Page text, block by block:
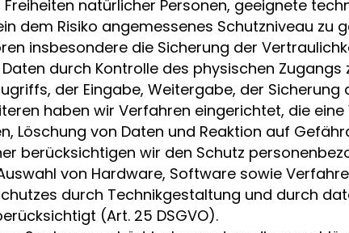
Freiheiten natürlicher Personen, geeignete
dem Risiko angemessenes Schutzniveau zu
insbesondere die Sicherung der
durch Kontrolle des physischen Zugangs
der Eingabe, Weitergabe, der
haben wir Verfahren eingerichtet, die
Löschung von Daten und Reaktion auf
berücksichtigen wir den Schutz
von Hardware, Software sowie
durch Technikgestaltung und durch
(Art. 25 DSGVO).